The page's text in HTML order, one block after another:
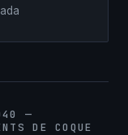
—
DE COQUE